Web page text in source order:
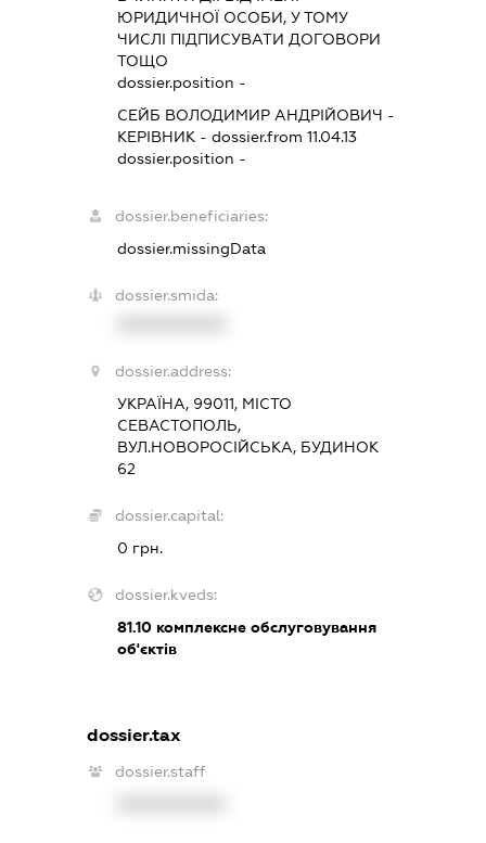
ЮРИДИЧНОЇ ОСОБИ, У ТОМУ
ЧИСЛІ ПІДПИСУВАТИ ДОГОВОРИ
ТОЩО
dossier.position -
СЕЙБ ВОЛОДИМИР АНДРІЙОВИЧ -
КЕРІВНИК - dossier.from 11.04.13
dossier.position -
dossier.beneficiaries:
dossier.missingData
dossier.smida:
dossier.address:
УКРАЇНА, 99011, МІСТО
СЕВАСТОПОЛЬ,
ВУЛ.НОВОРОСІЙСЬКА, БУДИНОК
62
dossier.capital:
0 грн.
dossier.kveds:
81.10комплексне обслуговування
об'єктів
dossier.tax
dossier.staff